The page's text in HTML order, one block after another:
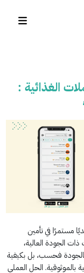
الغذائية :
مستمرًا في تأمين
ذات الجودة العالية،
فحسب، بل بكيفية
الحل العملي